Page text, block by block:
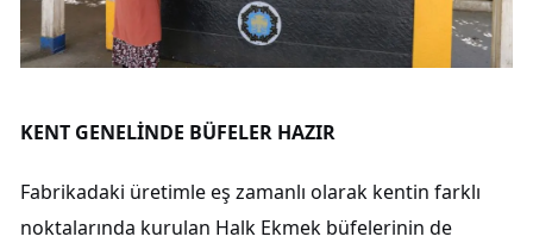
KENT GENELİNDE BÜFELER HAZIR
Fabrikadaki üretimle eş zamanlı olarak kentin farklı
noktalarında kurulan Halk Ekmek büfelerinin de